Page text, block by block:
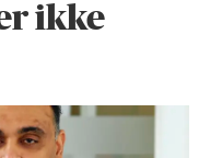
ikke